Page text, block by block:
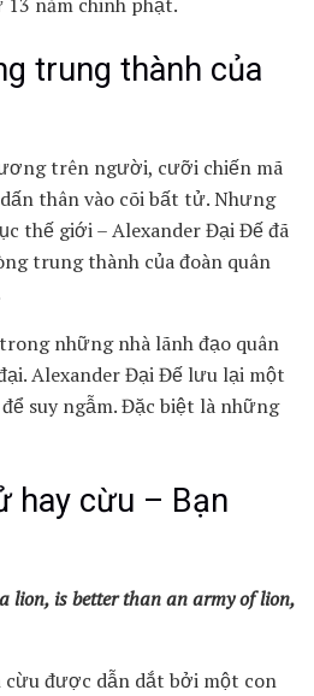
trung thành của
trên người, cưỡi chiến mã
thân vào cõi bất tử. Nhưng
thế giới – Alexander Đại Đế đã
trung thành của đoàn quân
những nhà lãnh đạo quân
Alexander Đại Đế lưu lại một
suy ngẫm. Đặc biệt là những
hay cừu – Bạn
lion, is better than an army of lion,
cừu được dẫn dắt bởi một con